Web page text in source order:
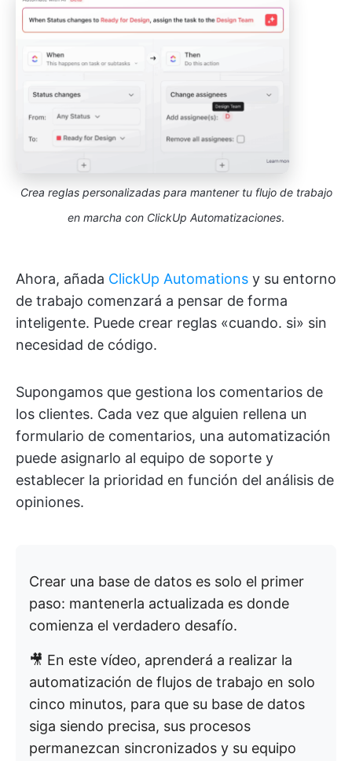
Crea reglas personalizadas para mantener tu flujo de trabajo
en marcha con ClickUp Automatizaciones.
Ahora, añada ClickUp Automations y su entorno
de trabajo comenzará a pensar de forma
inteligente. Puede crear reglas «cuando. si» sin
necesidad de código.
Supongamos que gestiona los comentarios de
los clientes. Cada vez que alguien rellena un
formulario de comentarios, una automatización
puede asignarlo al equipo de soporte y
establecer la prioridad en función del análisis de
opiniones.
Crear una base de datos es solo el primer
paso: mantenerla actualizada es donde
comienza el verdadero desafío.
🎥 En este vídeo, aprenderá a realizar la
automatización de flujos de trabajo en solo
cinco minutos, para que su base de datos
siga siendo precisa, sus procesos
permanezcan sincronizados y su equipo